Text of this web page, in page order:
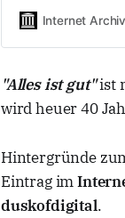
Internet
"Alles ist gut"ist
wird heuer 40
Hintergründe
Eintrag im
duskofdigital.